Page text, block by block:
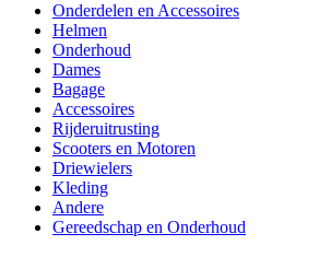
Onderdelen en Accessoires
Helmen
Onderhoud
Dames
Bagage
Accessoires
Rijderuitrusting
Scooters en Motoren
Driewielers
Kleding
Andere
Gereedschap en Onderhoud